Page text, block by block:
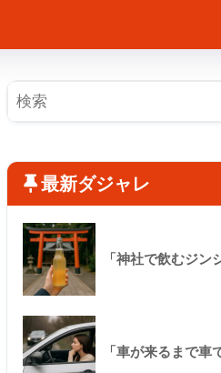
最新ダジャレ
「神社で飲むジン
「車が来るまで車